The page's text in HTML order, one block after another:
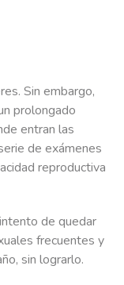
Sin embargo,
prolongado
entran las
de exámenes
reproductiva
de quedar
frecuentes y
sin lograrlo.